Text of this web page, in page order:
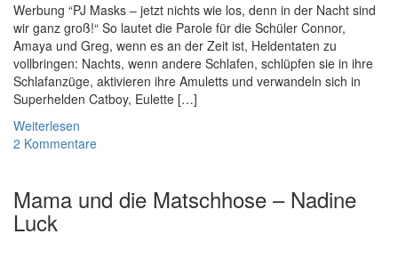
Werbung “PJ Masks – jetzt nichts wie los, denn in der Nacht sind
wir ganz groß!“ So lautet die Parole für die Schüler Connor,
Amaya und Greg, wenn es an der Zeit ist, Heldentaten zu
vollbringen: Nachts, wenn andere Schlafen, schlüpfen sie in ihre
Schlafanzüge, aktivieren ihre Amuletts und verwandeln sich in
Superhelden Catboy, Eulette […]
Weiterlesen
2 Kommentare
Mama und die Matschhose – Nadine
Luck